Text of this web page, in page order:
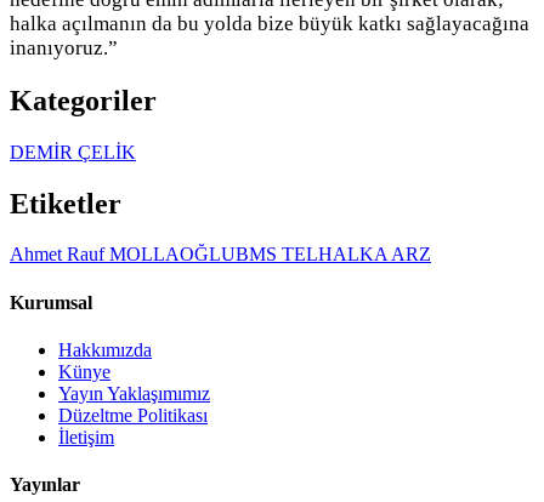
halka açılmanın da bu yolda bize büyük katkı sağlayacağına
inanıyoruz.”
Kategoriler
DEMİR ÇELİK
Etiketler
Ahmet Rauf MOLLAOĞLUBMS TELHALKA ARZ
Kurumsal
Hakkımızda
Künye
Yayın Yaklaşımımız
Düzeltme Politikası
İletişim
Yayınlar